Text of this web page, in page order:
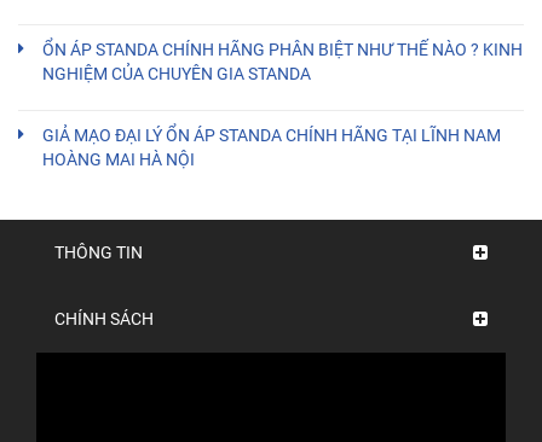
ỔN ÁP STANDA CHÍNH HÃNG PHÂN BIỆT NHƯ THẾ NÀO ? KINH
NGHIỆM CỦA CHUYÊN GIA STANDA
GIẢ MẠO ĐẠI LÝ ỔN ÁP STANDA CHÍNH HÃNG TẠI LĨNH NAM
HOÀNG MAI HÀ NỘI
THÔNG TIN
CHÍNH SÁCH